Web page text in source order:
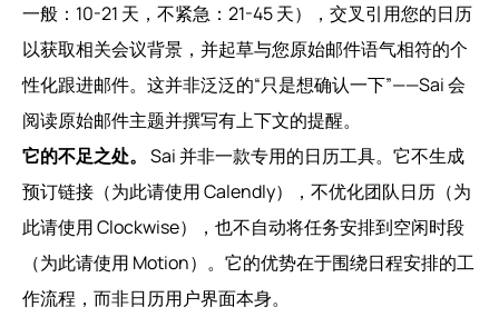
一般：10-21 天，不紧急：21-45 天），交叉引用您的日历
以获取相关会议背景，并起草与您原始邮件语气相符的个
性化跟进邮件。这并非泛泛的“只是想确认一下”——Sai 会
阅读原始邮件主题并撰写有上下文的提醒。
它的不足之处。 Sai 并非一款专用的日历工具。它不生成
预订链接（为此请使用 Calendly），不优化团队日历（为
此请使用 Clockwise），也不自动将任务安排到空闲时段
（为此请使用 Motion）。它的优势在于围绕日程安排的工
作流程，而非日历用户界面本身。